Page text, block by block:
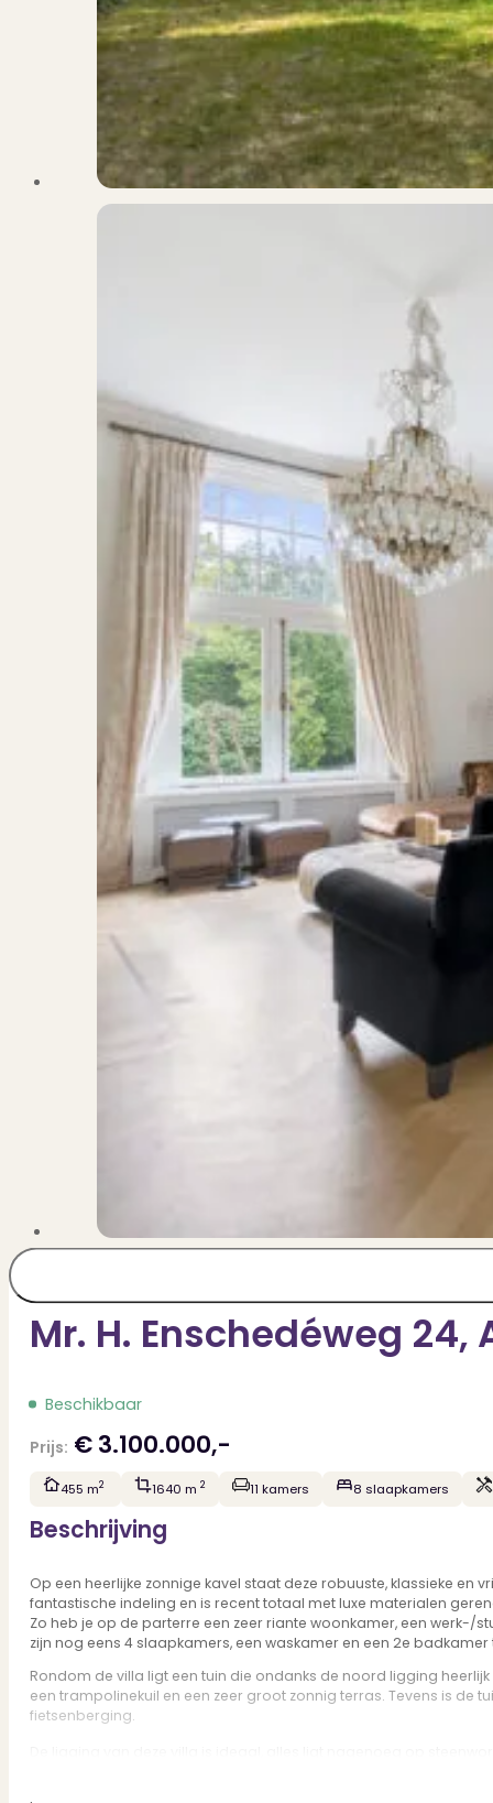
Mr. H. Enschedéweg 24,
Beschikbaar
Prijs: € 3.100.000,-
455 m2 1640 m2 11 kamers 8 slaapkamers
Beschrijving
Op een heerlijke zonnige kavel staat deze robuuste, klassieke en
fantastische indeling en is recent totaal met luxe materialen
Zo heb je op de parterre een zeer riante woonkamer, een werk-/
zijn nog eens 4 slaapkamers, een waskamer en een 2e
Rondom de villa ligt een tuin die ondanks de noord ligging
een trampolinekuil en een zeer groot zonnig terras. Tevens is de
fietsenberging.